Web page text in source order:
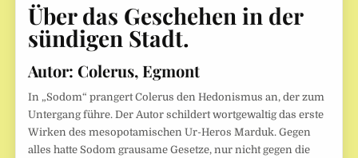
Über das Geschehen in der
sündigen Stadt.
Autor: Colerus, Egmont
In „Sodom“ prangert Colerus den Hedonismus an, der zum
Untergang führe. Der Autor schildert wortgewaltig das erste
Wirken des mesopotamischen Ur-Heros Marduk. Gegen
alles hatte Sodom grausame Gesetze, nur nicht gegen die